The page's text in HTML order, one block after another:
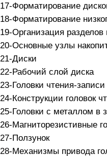
17-Форматирование
18-Форматирование
19-Организация разделов
20-Основные узлы
21-Диски
22-Рабочий слой диска
23-Головки чтения-записи
24-Конструкции головок
25-Головки с металлом в
26-Магниторезистивные
27-Ползунок
28-Механизмы привода